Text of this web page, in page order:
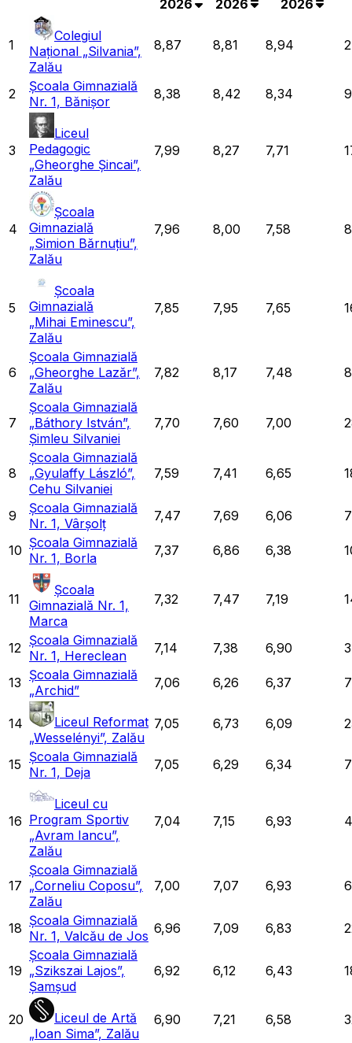
2026
2026
2026
1
Colegiul
Național „Silvania”,
Zalău
8,87 8,81 8,94
2
Școala Gimnazială
Nr. 1, Bănișor
8,38 8,42 8,34 9
3
Liceul
Pedagogic
„Gheorghe Șincai”,
Zalău
7,99 8,27 7,71
4
Școala
Gimnazială
„Simion Bărnuțiu”,
Zalău
7,96 8,00 7,58
5
Școala
Gimnazială
„Mihai Eminescu”,
Zalău
7,85 7,95 7,65
6
Școala Gimnazială
„Gheorghe Lazăr”,
Zalău
7,82 8,17 7,48
7
Școala Gimnazială
„Báthory István”,
Șimleu Silvaniei
7,70 7,60 7,00
8
Școala Gimnazială
„Gyulaffy László”,
Cehu Silvaniei
7,59 7,41 6,65
9
Școala Gimnazială
Nr. 1, Vârșolț
7,47 7,69 6,06 7
10 Școala Gimnazială
Nr. 1, Borla
7,37 6,86 6,38
11
Școala
Gimnazială Nr. 1,
Marca
7,32 7,47 7,19
12 Școala Gimnazială
Nr. 1, Hereclean
7,14 7,38 6,90 3
13 Școala Gimnazială
„Archid”
7,06 6,26 6,37 7
14
Liceul Reformat
„Wesselényi”, Zalău
7,05 6,73 6,09
15 Școala Gimnazială
Nr. 1, Deja
7,05 6,29 6,34 7
16
Liceul cu
Program Sportiv
„Avram Iancu”,
Zalău
7,04 7,15 6,93
17
Școala Gimnazială
„Corneliu Coposu”,
Zalău
7,00 7,07 6,93
18 Școala Gimnazială
Nr. 1, Valcău de Jos 6,96 7,09 6,83
19
Școala Gimnazială
„Szikszai Lajos”,
Șamșud
6,92 6,12 6,43
20
Liceul de Artă
„Ioan Sima”, Zalău
6,90 7,21 6,58